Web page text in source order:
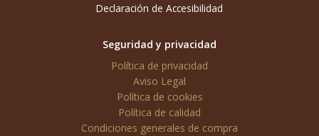
Declaración de Accesibilidad
Seguridad y privacidad
Política de privacidad
Aviso Legal
Política de cookies
Política de calidad
Condiciones generales de compra